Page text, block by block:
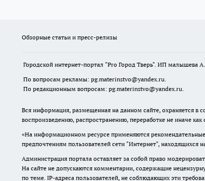
Обзорные статьи и пресс-релизы
Городской интернет-портал "Pro Город Тверь". ИП малышева
По вопросам рекламы: pg.materinstvo@yandex.ru.
По редакционным вопросам: pg.materinstvo@yandex.ru.
Вся информация, размещенная на данном сайте, охраняется в
воспроизведению, распространению, переработке не иначе
«На информационном ресурсе применяются
предпочтениям пользователей сети "Интернет", находящихся
Администрация портала оставляет за собой право
На сайте не допускаются комментарии, содержащие
по теме. IP-адреса пользователей, не соблюдающих эти